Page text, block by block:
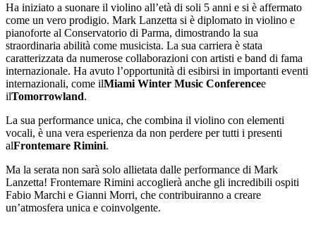
Ha iniziato a suonare il violino all’età di soli 5 anni e si è affermato
come un vero prodigio. Mark Lanzetta si è diplomato in violino e
pianoforte al Conservatorio di Parma, dimostrando la sua
straordinaria abilità come musicista. La sua carriera è stata
caratterizzata da numerose collaborazioni con artisti e band di fama
internazionale. Ha avuto l’opportunità di esibirsi in importanti eventi
internazionali, come ilMiami Winter Music Conferencee
ilTomorrowland.
La sua performance unica, che combina il violino con elementi
vocali, è una vera esperienza da non perdere per tutti i presenti
alFrontemare Rimini.
Ma la serata non sarà solo allietata dalle performance di Mark
Lanzetta! Frontemare Rimini accoglierà anche gli incredibili ospiti
Fabio Marchi e Gianni Morri, che contribuiranno a creare
un’atmosfera unica e coinvolgente.